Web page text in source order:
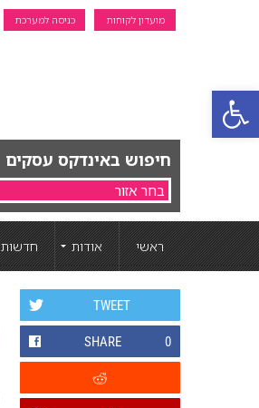
פתח סרגל נגישות
מועדון לקוחות כניסה למערכת
חיפוש באינדקס עסקים
ראשי אודות חדשות
TWEET
SHARE 0